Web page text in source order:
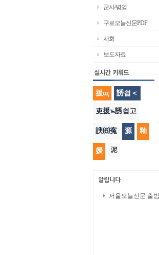
군사/병영
구로오늘신문PDF
사회
보도자료
援щ 誘쇱＜
吏援ъ誘쇱고
諛⑹寃 源 釉
媛 泥
서울오늘신문 출범